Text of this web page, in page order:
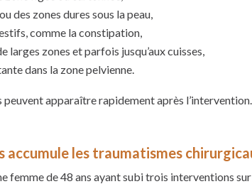
des zones dures sous la peau,
comme la constipation,
larges zones et parfois jusqu’aux cuisses,
dans la zone pelvienne.
apparaître rapidement après
accumule les traumatismes
femme de 48 ans ayant subi trois interventions